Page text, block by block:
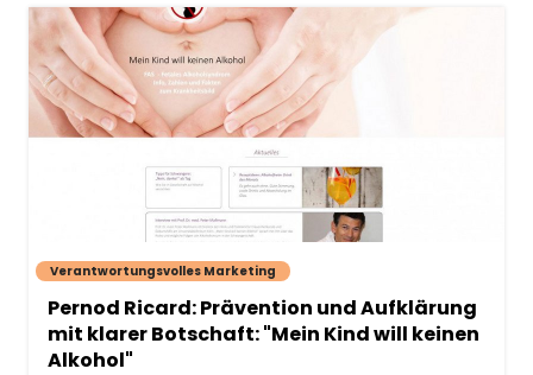
Verantwortungsvolles Marketing
Pernod Ricard: Prävention und Aufklärung
mit klarer Botschaft: "Mein Kind will keinen
Alkohol"